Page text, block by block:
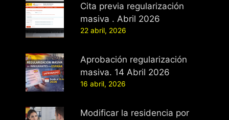
Cita previa regularización
masiva . Abril 2026
22 abril, 2026
Aprobación regularización
masiva. 14 Abril 2026
16 abril, 2026
Modificar la residencia por